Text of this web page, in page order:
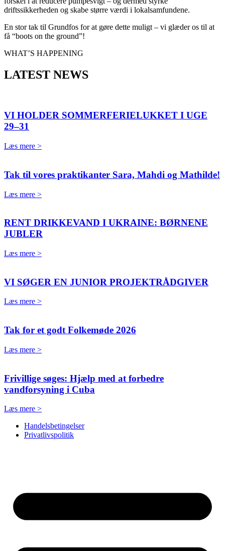
driftssikkerheden og skabe større værdi i lokalsamfundene.
En stor tak til Grundfos for at gøre dette muligt – vi glæder os til at
få “boots on the ground”!
WHAT’S HAPPENING
LATEST NEWS
VI HOLDER SOMMERFERIELUKKET I UGE
29–31
Læs mere >
Tak til vores praktikanter Sara, Mahdi og Mathilde!
Læs mere >
RENT DRIKKEVAND I UKRAINE: BØRNENE
JUBLER
Læs mere >
VI SØGER EN JUNIOR PROJEKTRÅDGIVER
Læs mere >
Tak for et godt Folkemøde 2026
Læs mere >
Frivillige søges: Hjælp med at forbedre
vandforsyning i Cuba
Læs mere >
Handelsbetingelser
Privatlivspolitik